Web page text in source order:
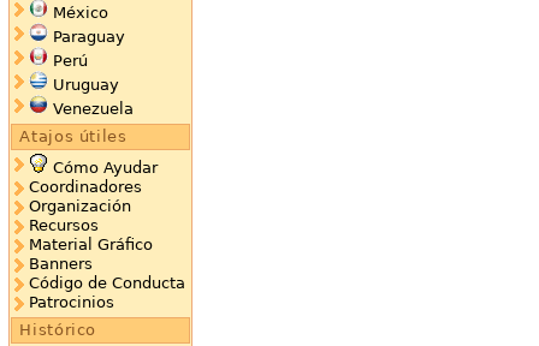
México
Paraguay
Perú
Uruguay
Venezuela
Atajos útiles
Cómo Ayudar
Coordinadores
Organización
Recursos
Material Gráfico
Banners
Código de Conducta
Patrocinios
Histórico